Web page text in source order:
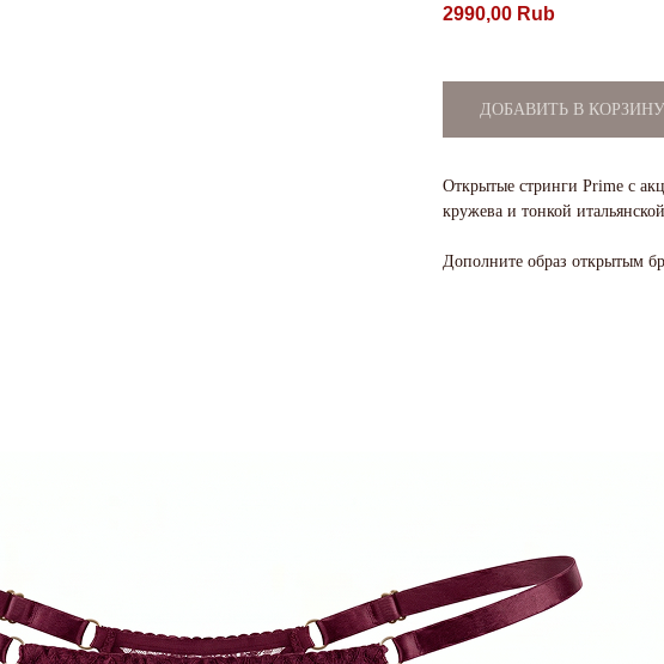
2990,00 Rub
ДОБАВИТЬ В КОРЗИНУ
Открытые стринги Prime с
кружева и тонкой
Дополните образ открытым